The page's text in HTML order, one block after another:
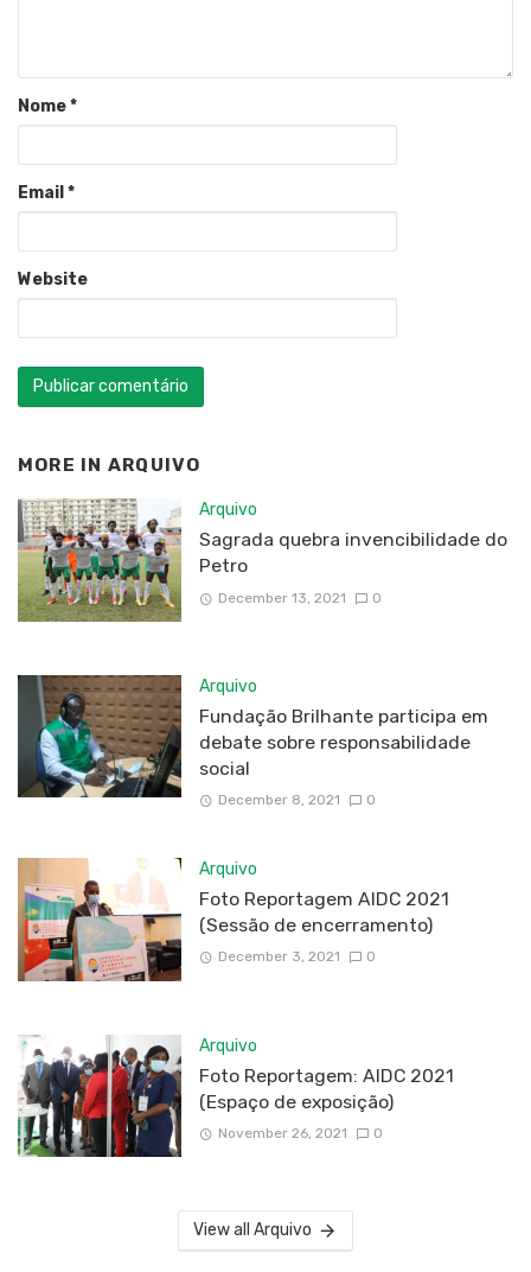
Nome*
Email *
Website
MORE IN ARQUIVO
Arquivo
Sagrada quebra invencibilidade do
Petro
December 13, 2021 0
Arquivo
Fundação Brilhante participa em
debate sobre responsabilidade
social
December 8, 2021 0
Arquivo
Foto Reportagem AIDC 2021
(Sessão de encerramento)
December 3, 2021 0
Arquivo
Foto Reportagem: AIDC 2021
(Espaço de exposição)
November 26, 2021 0
View all Arquivo